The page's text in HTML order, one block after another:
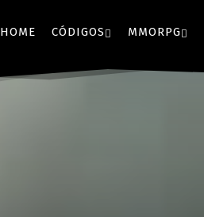
HOME CÓDIGOS MMORPG